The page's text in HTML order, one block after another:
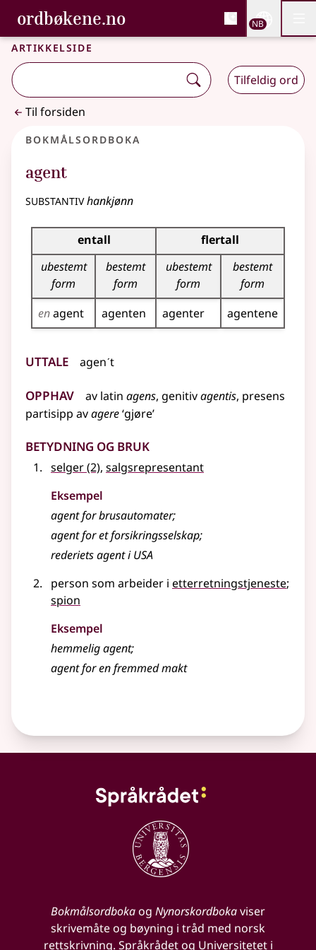
Gå til hovedinnhold
Tilgjengelighet
ordbøkene.no, Bokmålsordboka og
Bokmålsordboka og Nynorskordboka
NB
Artikkelside
Tilfeldig ord
Til forsiden
Bokmålsordboka
agent
substantivhankjønn
Bøyingstabell for dette substantivet
entall
flertall
ubestemt
form
bestemt
form
ubestemt
form
bestemt
form
enagent agenten agenter agentene
Uttale agenˊt
Opphav av latin agens, genitivagentis, presens
partisipp avagere‘gjøre’
Betydning og bruk
selger(2), salgsrepresentant
Eksempel
agentfor brusautomater;
agent for et forsikringsselskap;
rederietsagenti USA
person som arbeider i etterretningstjeneste;
spion
Eksempel
hemmelig agent;
agentfor en fremmed makt
Bokmålsordbokaog Nynorskordbokaviser
skrivemåte og bøyning i tråd med norsk
rettskrivning. Språkrådet og Universitetet i